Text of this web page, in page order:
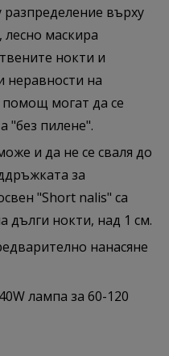
върху
лесно маскира
нокти и
неравности на
помощ могат да се
"без пилене".
и да не се сваля до
за
"Short nalis" са
дълги нокти, над 1 см.
нанасяне
лампа за 60-120